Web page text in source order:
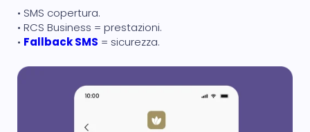
• SMS copertura.
• RCS Business = prestazioni.
• Fallback SMS = sicurezza.